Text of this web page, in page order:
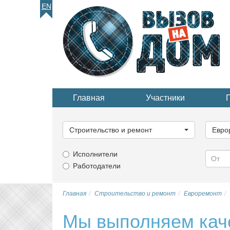
EN
Главная Участники
категорию...
Строительство и ремонт
Исполнители
Работодатели
Главная Строительство и ремонт Евроремонт
Мы выполняем